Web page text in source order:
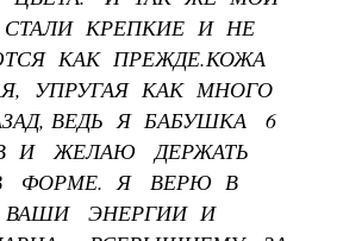
КРЕПКИЕ И НЕ
КАК ПРЕЖДЕ.КОЖА
УПРУГАЯ КАК МНОГО
ВЕДЬ Я БАБУШКА 6
И ЖЕЛАЮ ДЕРЖАТЬ
ФОРМЕ. Я ВЕРЮ В
ВАШИ ЭНЕРГИИ И